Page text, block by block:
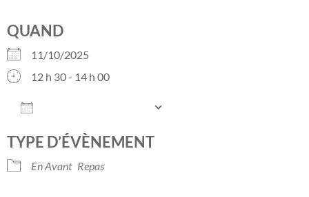
QUAND
11/10/2025
12 h 30 - 14 h 00
TYPE D’ÉVÈNEMENT
En Avant Repas